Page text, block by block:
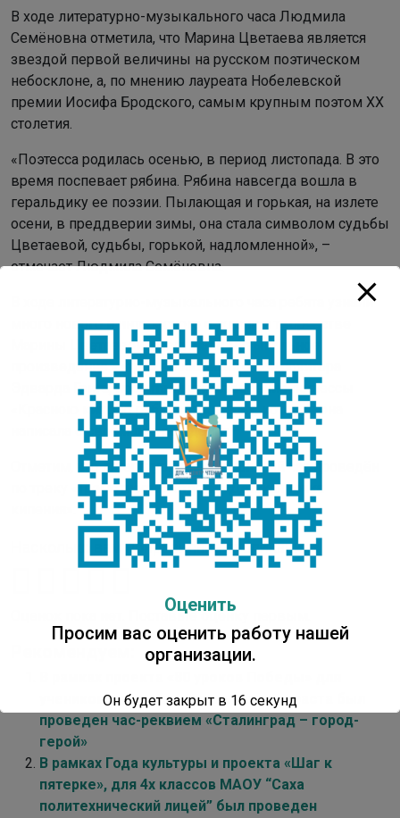
В ходе литературно-музыкального часа Людмила
Семёновна отметила, что Марина Цветаева является
звездой первой величины на русском поэтическом
небосклоне, а, по мнению лауреата Нобелевской
премии Иосифа Бродского, самым крупным поэтом ХХ
столетия.
«Поэтесса родилась осенью, в период листопада. В это
время поспевает рябина. Рябина навсегда вошла в
геральдику ее поэзии. Пылающая и горькая, на излете
осени, в преддверии зимы, она стала символом судьбы
Цветаевой, судьбы, горькой, надломленной», –
отмечает Людмила Семёновна.
В ходе литературно-музыкального часа ребята узнали
много нового и интересного о жизни и творчестве
Марины Цветаевой, послушали музыкальное
произведение «Утро» её любимого композитора
Эдварда Грига, прочитали стихотворение поэтессы
«Красною кистью рябина зажглась», которое она
написала о своём дне рождения.
Отметим, что литературно-музыкальный час проведён
по треку «Грамотность» отдела «Детская точка
Насколько вам понравилась публикация?
Оценок пока нет. Поставьте оценку первым.
учеников младшего школьного возраста был
проведен час-реквием «Сталинград – город-
герой»
В рамках Года культуры и проекта «Шаг к
пятерке», для 4х классов МАОУ “Саха
политехнический лицей” был проведен
Оценить
Просим вас оценить работу нашей
организации.
Он будет закрыт в 16 секунд